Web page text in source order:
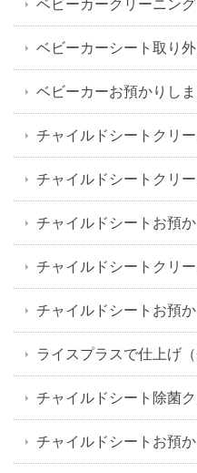
ベビーカークリーニング
ベビーカーシート取り
ベビーカーお預かりし
チャイルドシートクリ
チャイルドシートクリ
チャイルドシートお預
チャイルドシートクリ
チャイルドシートお預
ライスプラスで仕上げ
チャイルドシート除菌
チャイルドシートお預